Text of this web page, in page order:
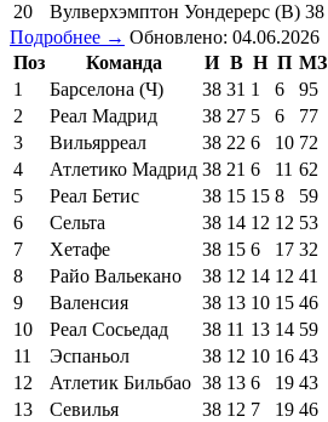
20
Вулверхэмптон Уондерерс (В) 38
Подробнее → Обновлено: 04.06.2026
Поз
Команда И В Н П МЗ
1
Барселона (Ч) 38 31 1 6 95
2
Реал Мадрид 38 27 5 6 77
3
Вильярреал 38 22 6 10 72
4
Атлетико Мадрид 38 21 6 11 62
5
Реал Бетис 38 15 15 8 59
6
Сельта 38 14 12 12 53
7
Хетафе 38 15 6 17 32
8
Райо Вальекано 38 12 14 12 41
9
Валенсия 38 13 10 15 46
10
Реал Сосьедад 38 11 13 14 59
11
Эспаньол 38 12 10 16 43
12
Атлетик Бильбао 38 13 6 19 43
13
Севилья 38 12 7 19 46